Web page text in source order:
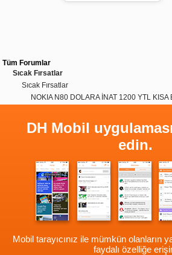
Tüm Forumlar
Sıcak Fırsatlar
Sıcak Fırsatlar
NOKIA N80 DOLARA İNAT 1200 YTL KISA
DH Mobil
edin.
Mobil tarayıcınız ile mümkün olanların
faydalı özelliğe